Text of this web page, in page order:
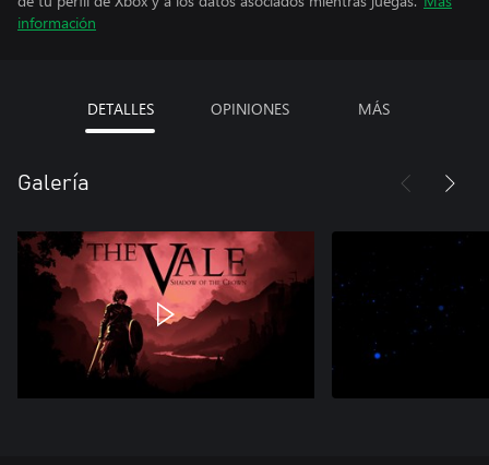
información
DETALLES OPINIONES MÁS
Galería